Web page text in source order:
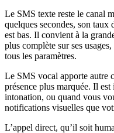
Le SMS texte reste le canal
quelques secondes, son taux
est bas. Il convient à la
plus complète sur ses usages,
tous les paramètres.
Le SMS vocal apporte autre
présence plus marquée. Il
intonation, ou quand vous
notifications visuelles que
L’appel direct, qu’il soit